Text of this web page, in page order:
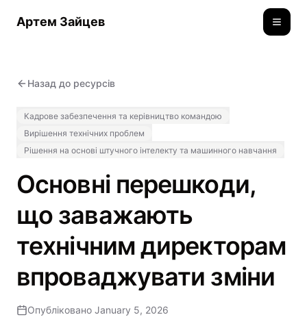
Артем Зайцев
Назад до ресурсів
Кадрове забезпечення та керівництво командою
Вирішення технічних проблем
Рішення на основі штучного інтелекту та машинного навчання
Основні перешкоди,
що заважають
технічним директорам
впроваджувати зміни
Опубліковано January 5, 2026